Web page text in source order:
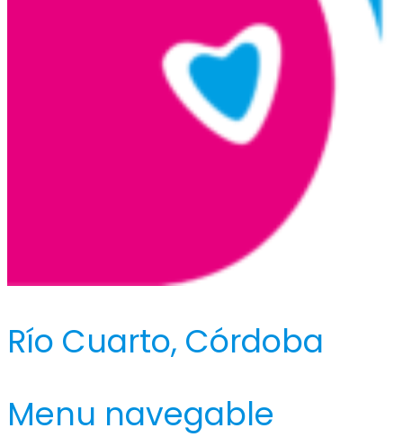
Río Cuarto, Córdoba
Menu navegable